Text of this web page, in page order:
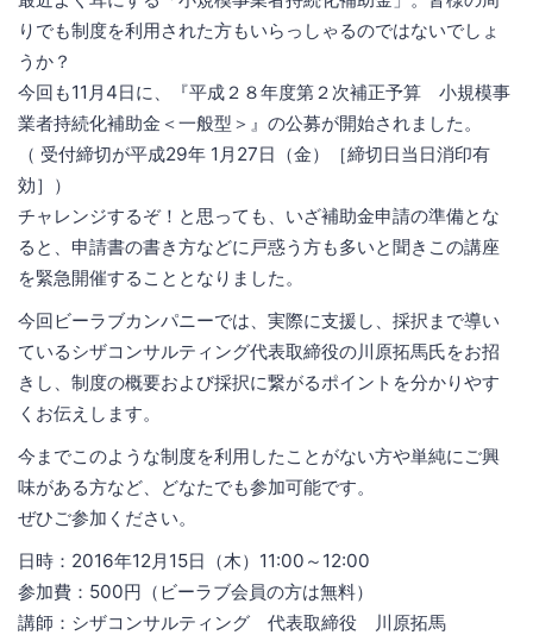
りでも制度を利用された方もいらっしゃるのではないでしょ
うか？
今回も11月4日に、『平成２８年度第２次補正予算 小規模事
業者持続化補助金＜一般型＞』の公募が開始されました。
（ 受付締切が平成29年 1月27日（金）［締切日当日消印有
効］）
チャレンジするぞ！と思っても、いざ補助金申請の準備とな
ると、申請書の書き方などに戸惑う方も多いと聞きこの講座
を緊急開催することとなりました。
今回ビーラブカンパニーでは、実際に支援し、採択まで導い
ているシザコンサルティング代表取締役の川原拓馬氏をお招
きし、制度の概要および採択に繋がるポイントを分かりやす
くお伝えします。
今までこのような制度を利用したことがない方や単純にご興
味がある方など、どなたでも参加可能です。
ぜひご参加ください。
日時：2016年12月15日（木）11:00～12:00
参加費：500円（ビーラブ会員の方は無料）
講師：シザコンサルティング 代表取締役 川原拓馬